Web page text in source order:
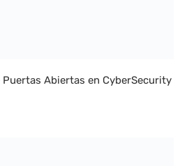
Abiertas en CyberSecurity